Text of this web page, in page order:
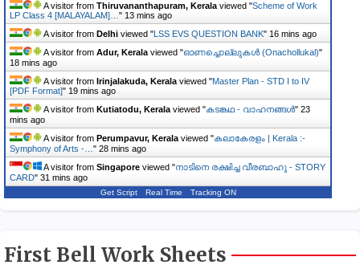
A visitor from Thiruvananthapuram, Kerala viewed "Scheme of Work
LP Class 4 [MALAYALAM]… " 13 mins ago
A visitor from Delhi viewed " LSS EVS QUESTION BANK" 16 mins ago
A visitor from Adur, Kerala viewed "ഓണച്ചൊല്ലുകള്‍ (Onachollukal)"
18 mins ago
A visitor from Irinjalakuda, Kerala viewed "Master Plan - STD I to IV
[PDF Format]" 19 mins ago
A visitor from Kutiatodu, Kerala viewed "കടങ്കഥ - വാഹനങ്ങൾ" 23
mins ago
A visitor from Perumpavur, Kerala viewed "കലാകേരളം | Kerala :-
Symphony of Arts -… " 28 mins ago
A visitor from Singapore viewed "നാടിനെ രക്ഷിച്ച വീരബാഹു - STORY
CARD" 31 mins ago
Get Script Real Time Tracking ON
First Bell Work Sheets